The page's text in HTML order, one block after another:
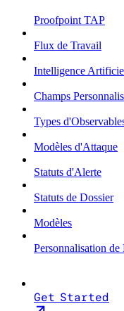
Proofpoint TAP
Flux de Travail
Intelligence
Champs
Types
Modèles d'Attaque
Statuts d'Alerte
Statuts de Dossier
Modèles
Personnalisation de
Get Started